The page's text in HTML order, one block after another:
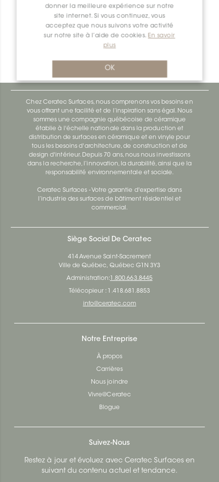
donner la meilleure expérience sur notre
site internet. Si vous continuez, vous
acceptez que nous suivons votre activité
sur notre site à l’aide de cookies. En savoir
plus
OK
Bara-Rw E90/RW120BW
Chez Ceratec Surfaces, nous comprenons vos besoins en
vous offrant une facilité et de l’inspiration sans égal. Nous
sommes une compagnie québécoise de céramique
établie à l'échelle nationale dans la production et
distribution de surfaces en céramique et en vinyle pour
tous les besoins d'architecture, de construction et de
design d'intérieur. Depuis 70 ans, nous nous investissons
dans la recherche, l’innovation, la durabilité, ainsi que la
responsabilité environnementale et sociale.
Ceratec Surfaces - Votre garantie d'expertise dans
l’industrie des surfaces de bâtiment résidentiel et
commercial.
Siège Social De Ceratec
414 Avenue Saint-Sacrement
Ville de Québec, Québec G1N 3Y3
Administration: 1.800.663.8445
Télécopieur : 1.418.681.8853
info@ceratec.com
Notre Entreprise
À propos
Carrières
Nous joindre
Vivre@Ceratec
Blogue
Suivez-Nous
Restez à jour et évoluez avec Ceratec Surfaces en
suivant du contenu actuel et tendance.